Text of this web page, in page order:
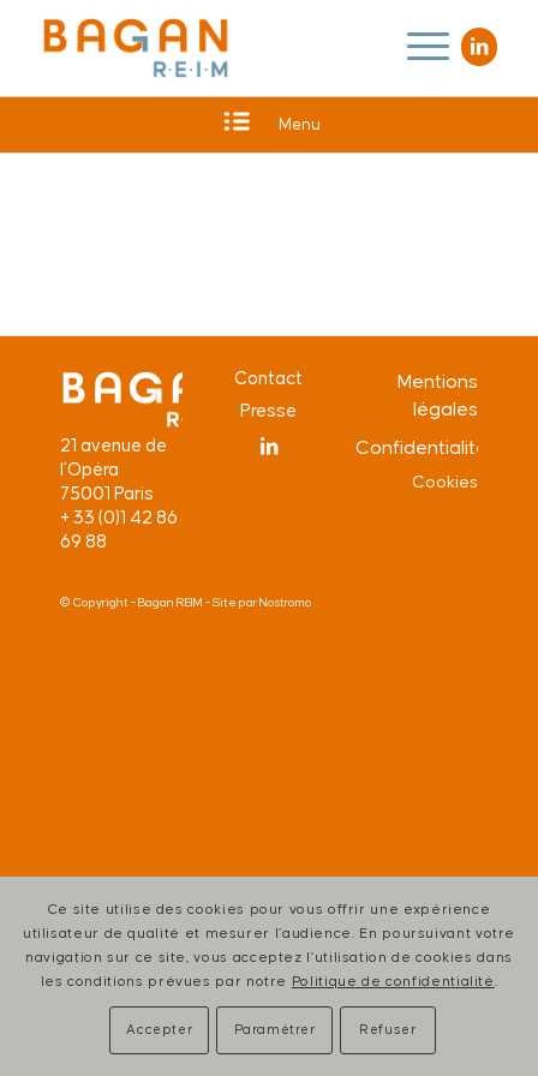
Menu
21 avenue de
l’Opéra
75001 Paris
+ 33 (0)1 42 86
69 88
Contact
Presse
Mentions
légales
Confidentialité
Cookies
© Copyright - Bagan REIM - Site par Nostromo
Ce site utilise des cookies pour vous offrir une expérience
utilisateur de qualité et mesurer l’audience. En poursuivant votre
navigation sur ce site, vous acceptez l’utilisation de cookies dans
les conditions prévues par notre Politique de confidentialité.
Accepter Paramétrer Refuser